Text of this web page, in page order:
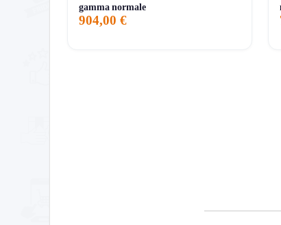
gamma normale
904,00 €